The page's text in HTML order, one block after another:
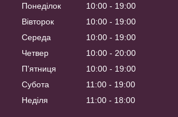
Понеділок 10:00
19:00
Вівторок
10:00
19:00
Середа
10:00
19:00
Четвер
10:00
20:00
Пʼятниця
10:00
19:00
Субота
11:00
19:00
Неділя
11:00 18:00